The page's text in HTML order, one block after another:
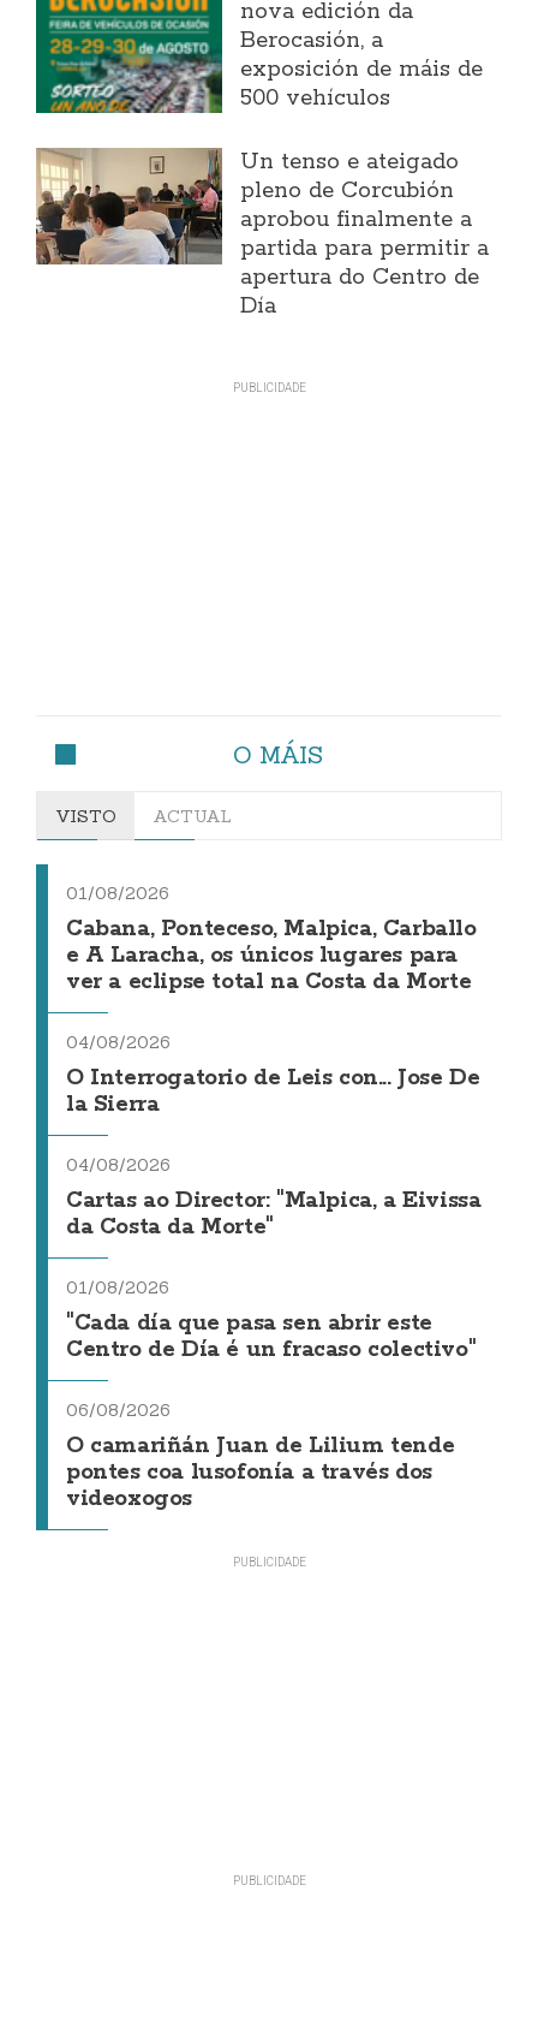
nova edición da
Berocasión, a
exposición de máis de
500 vehículos
Un tenso e ateigado
pleno de Corcubión
aprobou finalmente a
partida para permitir a
apertura do Centro de
Día
O MÁIS
VISTO ACTUAL
01/08/2026
Cabana, Ponteceso, Malpica, Carballo
e A Laracha, os únicos lugares para
ver a eclipse total na Costa da Morte
04/08/2026
O Interrogatorio de Leis con... Jose De
la Sierra
04/08/2026
Cartas ao Director: "Malpica, a Eivissa
da Costa da Morte"
01/08/2026
"Cada día que pasa sen abrir este
Centro de Día é un fracaso colectivo"
06/08/2026
O camariñán Juan de Lilium tende
pontes coa lusofonía a través dos
videoxogos